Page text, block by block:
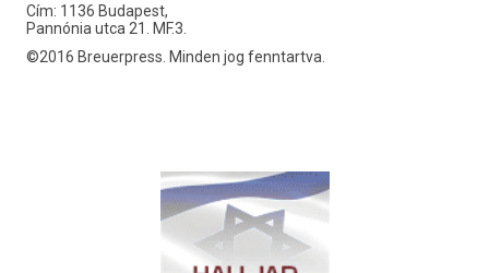
Cím: 1136 Budapest,
Pannónia utca 21. MF.3.
©2016 Breuerpress. Minden jog fenntartva.